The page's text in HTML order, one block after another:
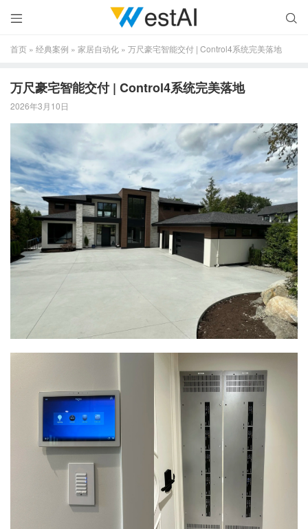


首页 » 经典案例 » 家居自动化 » 万尺豪宅智能交付 | Control4系统完美落地
万尺豪宅智能交付 | Control4系统完美落地
2026年3月10日